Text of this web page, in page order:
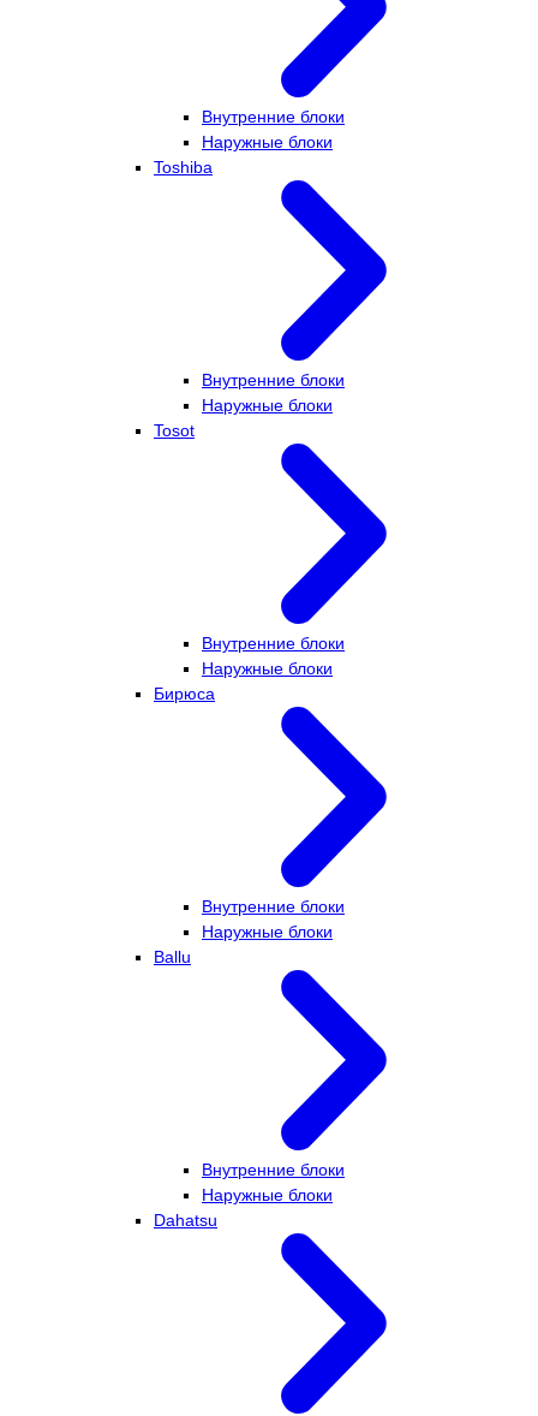
Внутренние блоки
Наружные блоки
Toshiba
Внутренние блоки
Наружные блоки
Tosot
Внутренние блоки
Наружные блоки
Бирюса
Внутренние блоки
Наружные блоки
Ballu
Внутренние блоки
Наружные блоки
Dahatsu